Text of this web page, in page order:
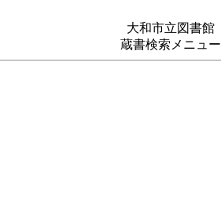
大和市立図書館
蔵書検索メニュー